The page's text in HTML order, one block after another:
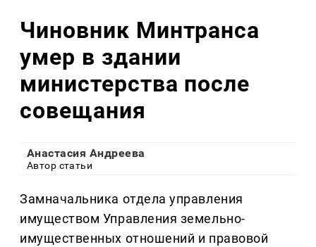
Чиновник Минтранса
умер в здании
министерства после
совещания
Анастасия Андреева
Автор статьи
Замначальника отдела управления
имуществом Управления земельно-
имущественных отношений и правовой